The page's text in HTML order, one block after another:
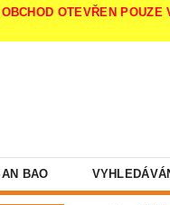
OBCHOD OTEVŘEN
BAO